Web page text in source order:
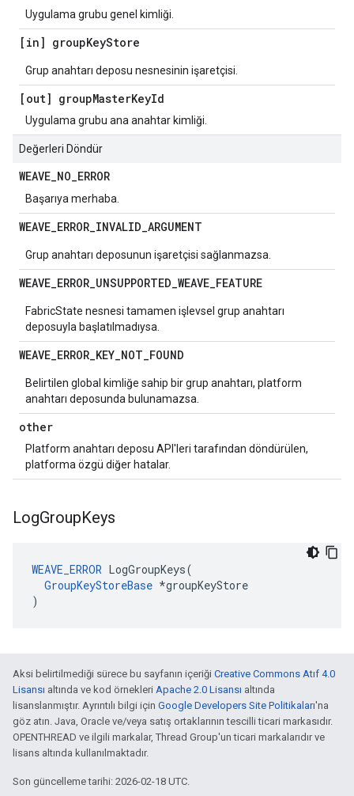
Uygulama grubu genel kimliği.
[in] groupKeyStore
Grup anahtarı deposu nesnesinin işaretçisi.
[out] groupMasterKeyId
Uygulama grubu ana anahtar kimliği.
Değerleri Döndür
WEAVE_NO_ERROR
Başarıya merhaba.
WEAVE_ERROR_INVALID_ARGUMENT
Grup anahtarı deposunun işaretçisi sağlanmazsa.
WEAVE_ERROR_UNSUPPORTED_WEAVE_FEATURE
FabricState nesnesi tamamen işlevsel grup anahtarı
deposuyla başlatılmadıysa.
WEAVE_ERROR_KEY_NOT_FOUND
Belirtilen global kimliğe sahip bir grup anahtarı, platform
anahtarı deposunda bulunamazsa.
other
Platform anahtarı deposu API'leri tarafından döndürülen,
platforma özgü diğer hatalar.
LogGroupKeys
WEAVE_ERROR LogGroupKeys(
GroupKeyStoreBase *groupKeyStore
)
Aksi belirtilmediği sürece bu sayfanın içeriği Creative Commons Atıf 4.0
Lisansı altında ve kod örnekleri Apache 2.0 Lisansı altında
lisanslanmıştır. Ayrıntılı bilgi için Google Developers Site Politikaları'na
göz atın. Java, Oracle ve/veya satış ortaklarının tescilli ticari markasıdır.
OPENTHREAD ve ilgili markalar, Thread Group'un ticari markalarıdır ve
lisans altında kullanılmaktadır.
Son güncelleme tarihi: 2026-02-18 UTC.